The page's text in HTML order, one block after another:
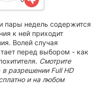
пары недель содержится
к ней приходит
Волей случая
перед выбором - как
Смотрите
разрешении Full HD
и на любом